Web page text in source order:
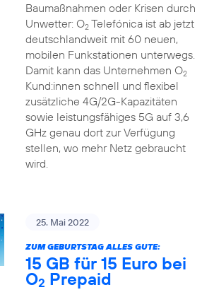
Baumaßnahmen oder Krisen durch
Unwetter: O2Telefónica ist ab jetzt
deutschlandweit mit 60 neuen,
mobilen Funkstationen unterwegs.
Damit kann das Unternehmen O2
Kund:innen schnell und flexibel
zusätzliche 4G/2G-Kapazitäten
sowie leistungsfähiges 5G auf 3,6
GHz genau dort zur Verfügung
stellen, wo mehr Netz gebraucht
wird.
25. Mai 2022
ZUM GEBURTSTAG ALLES GUTE:
15 GB für 15 Euro bei
O2 Prepaid